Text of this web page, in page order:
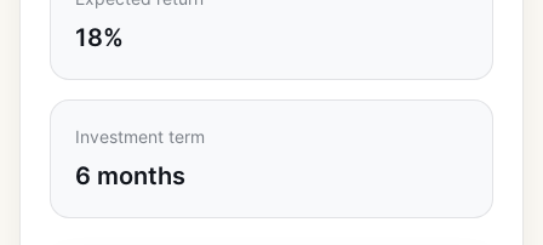
18%
Investment term
6 months